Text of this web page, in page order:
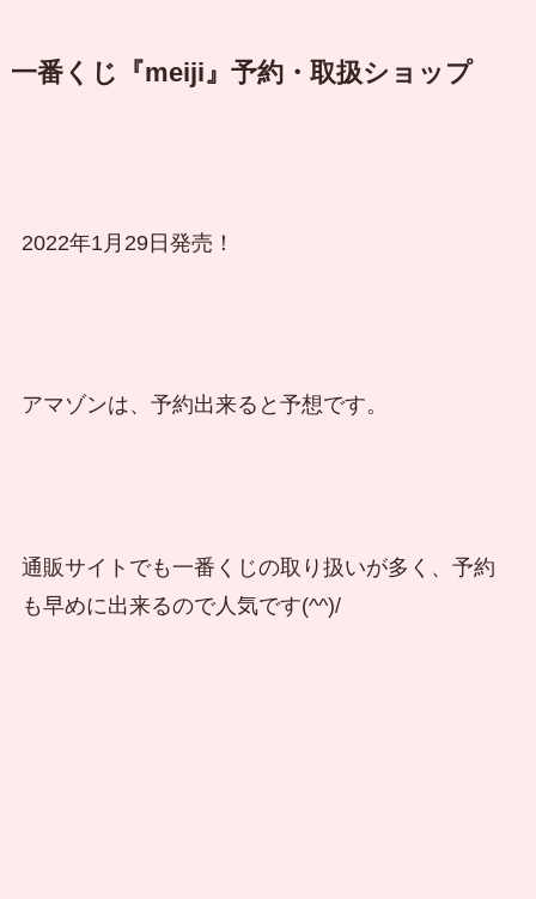
一番くじ『meiji』予約・取扱ショップ
2022年1月29日発売！
アマゾンは、予約出来ると予想です。
通販サイトでも一番くじの取り扱いが多く、予約
も早めに出来るので人気です(^^)/